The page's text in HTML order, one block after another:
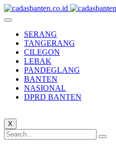
SERANG
TANGERANG
CILEGON
LEBAK
PANDEGLANG
BANTEN
NASIONAL
DPRD BANTEN
X